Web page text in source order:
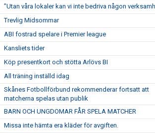
”Utan våra lokaler kan vi inte bedriva någon
Trevlig Midsommar
ABI fostrad spelare i Premier league
Kansliets tider
Köp presentkort och stötta Arlövs BI
All träning inställd idag
Skånes Fotbollförbund rekommenderar fortsatt att
matcherna spelas utan publik
BARN OCH UNGDOMAR FÅR SPELA MATCHER
Missa inte hämta era kläder för avgiften.